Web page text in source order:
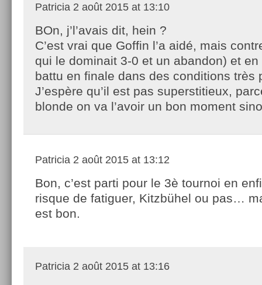
Patricia 2 août 2015 at 13:10
BOn, j’l’avais dit, hein ?
C’est vrai que Goffin l’a aidé, mais
qui le dominait 3-0 et un abandon) et en
battu en finale dans des conditions
J’espère qu’il est pas superstitieux,
blonde on va l’avoir un bon moment
Patricia 2 août 2015 at 13:12
Bon, c’est parti pour le 3è tournoi en
risque de fatiguer, Kitzbühel ou pas…
est bon.
Patricia 2 août 2015 at 13:16